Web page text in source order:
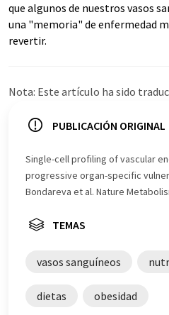
que algunos de nuestros vasos
una "memoria" de enfermedad
revertir.
Nota: Este artículo ha sido
ofrece estas traducciones
este artículo ha sido traducido
automática, es posible que
vocabulario, sintaxis o
PUBLICACIÓN ORIGINAL
Single-cell profiling of vascular
progressive organ-specific
Bondareva et al. Nature
TEMAS
vasos sanguíneos
dietas obesidad